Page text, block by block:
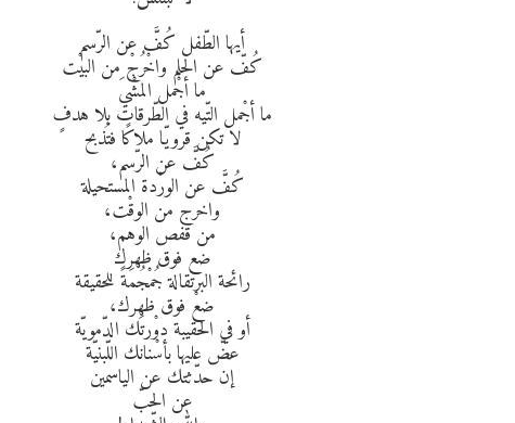
أيها الطّفل كُفَّ عن الرّسم
كُفّ عن الحلم واخْرُجْ من البيْت
ما أجْمل المشْيَ
ما أجْمل التّيه في الطّرقات بلا هدفٍ
لا تكن قرويّا ملاكًا فتُذبح
كُفَّ عن الرّسم،
كُفَّ عن الورْدة المستحيلة
واخرج من الوقْت،
من قفص الوهم،
ضع فوق ظهرك
رائحة البرتقالة جُمْجُمَةً للحقيقة
ضعْ فوق ظهرك،
أو في الحقيبة دوْرتَك الدّمويّة
عضّ عليها بأسْنانك اللّبنيّة
إن حدّثتك عن الياسمين
عن الحبّ